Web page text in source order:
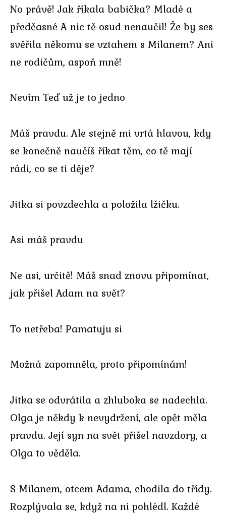
No právě! Jak říkala babička? Mladé a
předčasné A nic tě osud nenaučil! Že by ses
svěřila někomu se vztahem s Milanem? Ani
ne rodičům, aspoň mně!
Nevím Teď už je to jedno
Máš pravdu. Ale stejně mi vrtá hlavou, kdy
se konečně naučíš říkat těm, co tě mají
rádi, co se ti děje?
Jitka si povzdechla a položila lžičku.
Asi máš pravdu
Ne asi, určitě! Máš snad znovu připomínat,
jak přišel Adam na svět?
To netřeba! Pamatuju si
Možná zapomněla, proto připomínám!
Jitka se odvrátila a zhluboka se nadechla.
Olga je někdy k nevydržení, ale opět měla
pravdu. Její syn na svět přišel navzdory, a
Olga to věděla.
S Milanem, otcem Adama, chodila do třídy.
Rozplývala se, když na ni pohlédl. Každé